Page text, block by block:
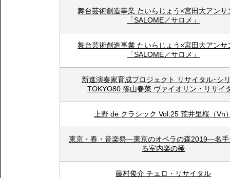
舞台芸術創造事業 たいらじょう×宮田大アンサ
「SALOME／サロメ」
舞台芸術創造事業 たいらじょう×宮田大アンサ
「SALOME／サロメ」
新進演奏家育成プロジェクト リサイタル･シ
TOKYO80 篠山春菜 ヴァイオリン・リサイ
上野 de クラシック Vol.25 荒井里桜（Vn
東京・春・音楽祭―東京のオペラの森2019―名
る室内楽の極
藤村俊介 チェロ・リサイタル